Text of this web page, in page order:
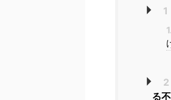
1
2
る